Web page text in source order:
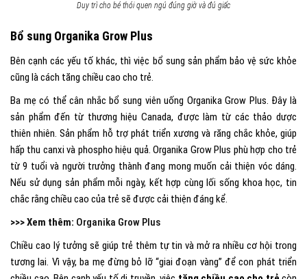
Duy trì cho bé thói quen ngủ đúng giờ và đủ giấc
Bổ sung Organika Grow Plus
Bên cạnh các yếu tố khác, thì việc bổ sung sản phẩm bảo vệ sức khỏe
cũng là cách tăng chiều cao cho trẻ.
Ba mẹ có thể cân nhắc bổ sung viên uống Organika Grow Plus. Đây là
sản phẩm đến từ thương hiệu Canada, được làm từ các thảo dược
thiên nhiên. Sản phẩm hỗ trợ phát triển xương và răng chắc khỏe, giúp
hấp thu canxi và phospho hiệu quả. Organika Grow Plus phù hợp cho trẻ
từ 9 tuổi và người trưởng thành đang mong muốn cải thiện vóc dáng.
Nếu sử dụng sản phẩm mỗi ngày, kết hợp cùng lối sống khoa học, tin
chắc rằng chiều cao của trẻ sẽ được cải thiện đáng kể.
>>> Xem thêm: Organika Grow Plus
Chiều cao lý tưởng sẽ giúp trẻ thêm tự tin và mở ra nhiều cơ hội trong
tương lai. Vì vậy, ba mẹ đừng bỏ lỡ “giai đoạn vàng” để con phát triển